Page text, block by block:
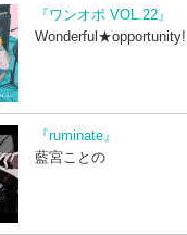
『ワンオポ VOL.22』
Wonderful★opportunity!
『ruminate』
藍宮ことの